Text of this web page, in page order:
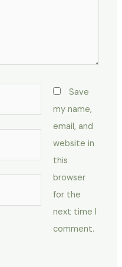
Save
my name,
email, and
website in
this
browser
for the
next time I
comment.